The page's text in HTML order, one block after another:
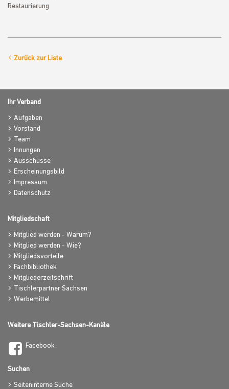
Restaurierung
Zurück zur Liste
Ihr Verband
Aufgaben
Vorstand
Team
Innungen
Ausschüsse
Erscheinungsbild
Impressum
Datenschutz
Mitgliedschaft
Mitglied werden - Warum?
Mitglied werden - Wie?
Mitgliedsvorteile
Fachbibliothek
Mitgliederzeitschrift
Tischlerpartner Sachsen
Werbemittel
Weitere Tischler-Sachsen-Kanäle
Facebook
Suchen
Seiteninterne Suche